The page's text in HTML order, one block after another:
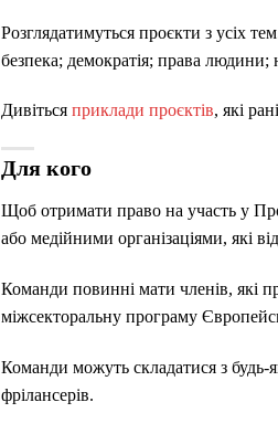
Розглядатимуться проєкти з усіх
безпека; демократія; права людини;
Дивіться приклади проєктів, які
Для кого
Щоб отримати право на участь у
або медійними організаціями, які
Команди повинні мати членів, які
міжсекторальну програму
Команди можуть складатися з будь-
фрілансерів.